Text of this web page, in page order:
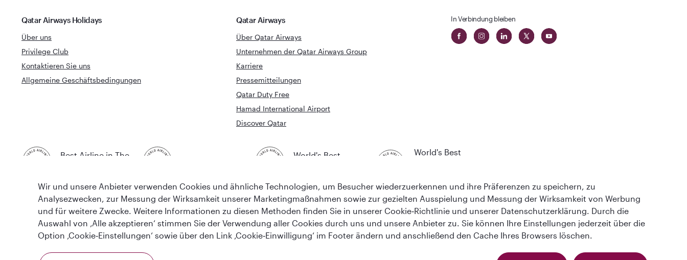
Qatar Airways Holidays
Über uns
Privilege Club
Kontaktieren Sie uns
Allgemeine Geschäftsbedingungen
Qatar Airways
Über Qatar Airways
Unternehmen der Qatar Airways Group
Karriere
Pressemitteilungen
Qatar Duty Free
Hamad International Airport
Discover Qatar
In Verbindung bleiben
Best Airline in The
World's Best
World's Best
Cookie-Richtlinie Datenschutzrichtlinie Qatar Airways Holidays (German). Alle Rechte vorbehalten.
Wir und unsere Anbieter verwenden Cookies und ähnliche Technologien, um Besucher wiederzuerkennen und ihre Präferenzen zu speichern, zu
Analysezwecken, zur Messung der Wirksamkeit unserer Marketingmaßnahmen sowie zur gezielten Ausspielung und Messung der Wirksamkeit von Werbung
und für weitere Zwecke. Weitere Informationen zu diesen Methoden finden Sie in unserer Cookie‑Richtlinie und unserer Datenschutzerklärung. Durch die
Auswahl von ‚Alle akzeptieren‘ stimmen Sie der Verwendung aller Cookies durch uns und unsere Anbieter zu. Sie können Ihre Einstellungen jederzeit über die
Option ‚Cookie‑Einstellungen‘ sowie über den Link ‚Cookie‑Einwilligung‘ im Footer ändern und anschließend den Cache Ihres Browsers löschen.